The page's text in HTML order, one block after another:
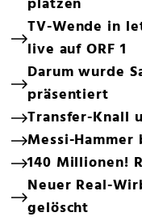
TV-Wende in
live auf ORF 1
Darum wurde
präsentiert
Transfer-Knall
Messi-Hammer
140 Millionen!
Neuer Real-
gelöscht